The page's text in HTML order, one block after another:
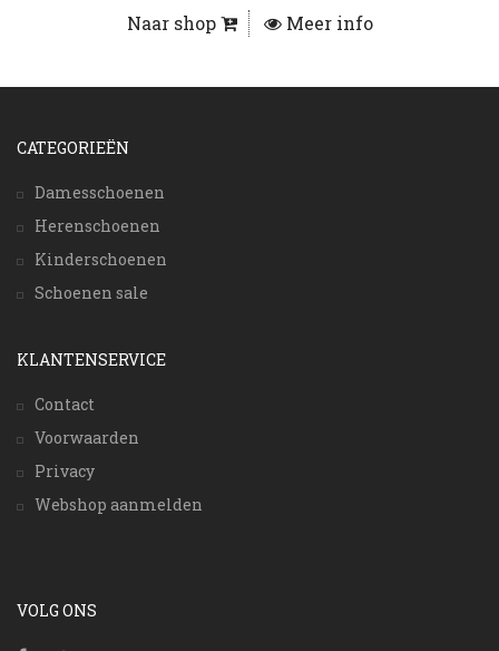
Naar shop Meer info
CATEGORIEËN
Damesschoenen
Herenschoenen
Kinderschoenen
Schoenen sale
KLANTENSERVICE
Contact
Voorwaarden
Privacy
Webshop aanmelden
VOLG ONS